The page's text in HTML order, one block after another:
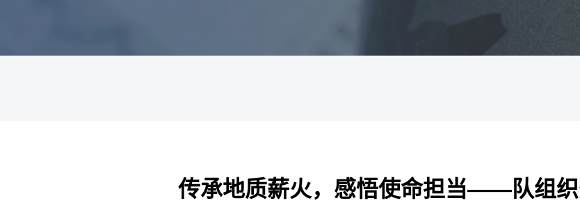
传承地质薪火，感悟使命担当——队组